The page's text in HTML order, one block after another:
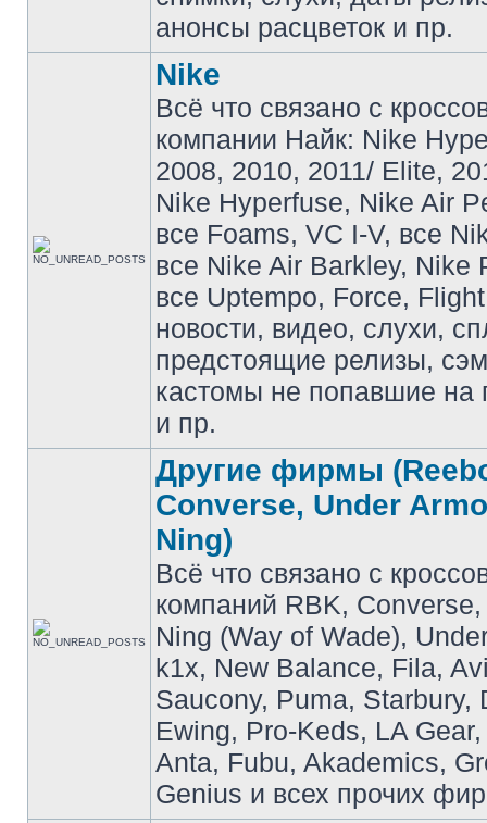
анонсы расцветок и пр.
Nike
Всё что связано с
компании Найк: Nike
2008, 2010, 2011/ Elite,
Nike Hyperfuse, Nike Air
все Foams, VC I-V, все
все Nike Air Barkley, Nike
все Uptempo, Force,
новости, видео, слухи,
предстоящие релизы,
кастомы не попавшие на
и пр.
Другие фирмы
Converse, Under
Ning)
Всё что связано с
компаний RBK,
Ning (Way of Wade),
k1x, New Balance, Fila,
Saucony, Puma, Starbury,
Ewing, Pro-Keds, LA
Anta, Fubu, Akademics,
Genius и всех прочих